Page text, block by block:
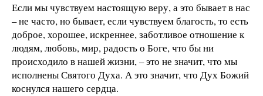
Если мы чувствуем настоящую веру, а это бывает в нас
– не часто, но бывает, если чувствуем благость, то есть
доброе, хорошее, искреннее, заботливое отношение к
людям, любовь, мир, радость о Боге, что бы ни
происходило в нашей жизни, – это не значит, что мы
исполнены Святого Духа. А это значит, что Дух Божий
коснулся нашего сердца.